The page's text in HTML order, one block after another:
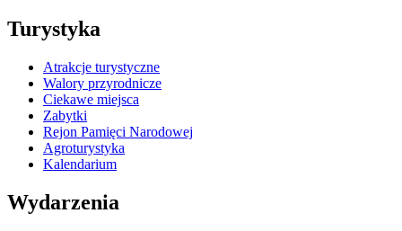
Turystyka
Atrakcje turystyczne
Walory przyrodnicze
Ciekawe miejsca
Zabytki
Rejon Pamięci Narodowej
Agroturystyka
Kalendarium
Wydarzenia